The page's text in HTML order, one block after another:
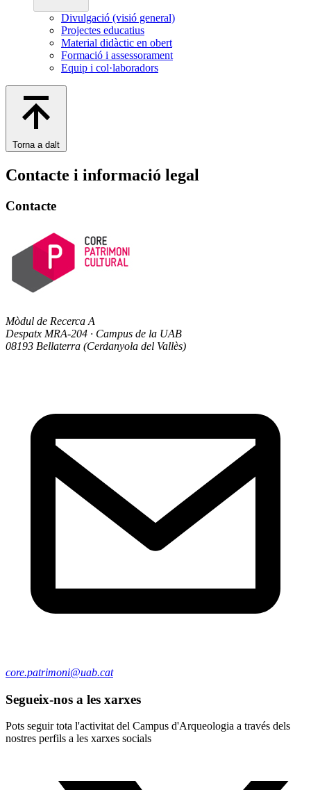
Divulgació (visió general)
Projectes educatius
Material didàctic en obert
Formació i assessorament
Equip i col·laboradors
Torna a dalt
Contacte i informació legal
Contacte
Mòdul de Recerca A
Despatx MRA-204 · Campus de la UAB
08193 Bellaterra (Cerdanyola del Vallès)
core.patrimoni@uab.cat
Segueix-nos a les xarxes
Pots seguir tota l'activitat del Campus d'Arqueologia a través dels
nostres perfils a les xarxes socials